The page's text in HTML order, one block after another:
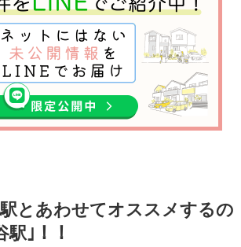
とあわせてオススメするの
｣！！